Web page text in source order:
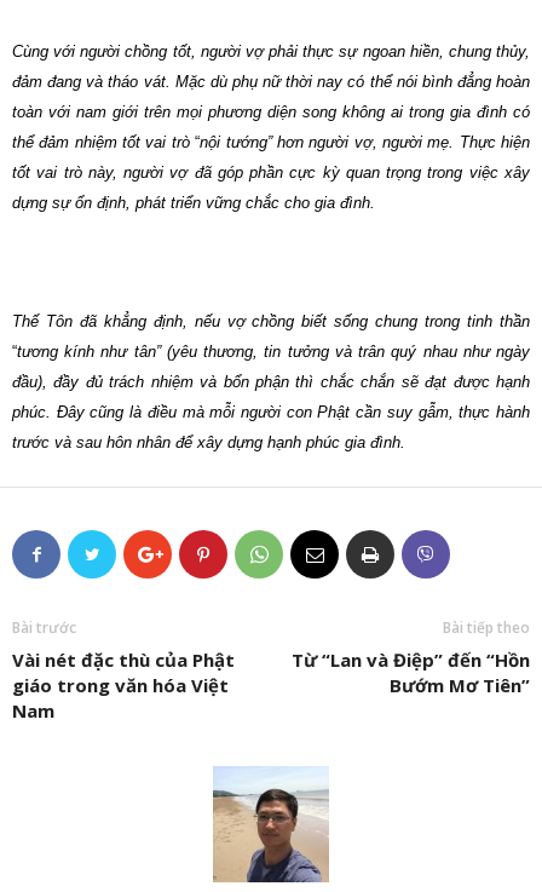
Cùng với người chồng tốt, người vợ phải thực sự ngoan hiền, chung thủy,
đảm đang và tháo vát. Mặc dù phụ nữ thời nay có thể nói bình đẳng hoàn
toàn với nam giới trên mọi phương diện song không ai trong gia đình có
thể đảm nhiệm tốt vai trò“nội tướng” hơn người vợ, người mẹ. Thực hiện
tốt vai trò này, người vợ đã góp phần cực kỳ quan trọng trong việc xây
dựng sự ổn định, phát triển vững chắc cho gia đình.
Thế Tôn đã khẳng định, nếu vợ chồng biết sống chung trong tinh thần
“tương kính như tân” (yêu thương, tin tưởng và trân quý nhau như ngày
đầu), đầy đủ trách nhiệm và bổn phận thì chắc chắn sẽ đạt được hạnh
phúc. Đây cũng là điều mà mỗi người con Phật cần suy gẫm, thực hành
trước và sau hôn nhân để xây dựng hạnh phúc gia đình.
Bài trước
Vài nét đặc thù của Phật
giáo trong văn hóa Việt
Nam
Bài tiếp theo
Từ “Lan và Điệp” đến “Hồn
Bướm Mơ Tiên”